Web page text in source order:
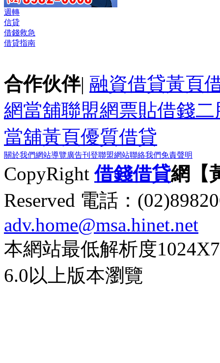
週轉
信貸
借錢救急
借貸指南
合作伙伴| 融資借貸黃頁
網當舖聯盟網票貼借錢二
當舖黃頁優質借貸
關於我們網站導覽廣告刊登聯盟網站聯絡我們免責聲明
CopyRight借錢借貸網【
Reserved 電話：
adv.home@msa.hinet.net
本網站最低解析度
6.0以上版本瀏覽